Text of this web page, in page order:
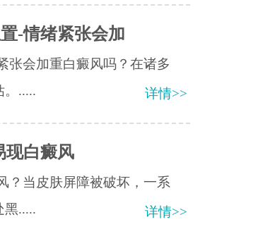
-情绪紧张会加
张会加重白癜风吗？在诸多
。.....
详情>>
现白癜风
？当皮肤屏障被破坏，一系
黑.....
详情>>